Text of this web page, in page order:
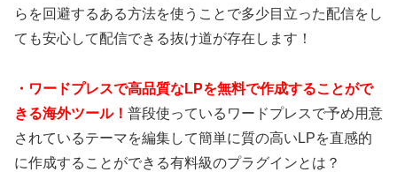
らを回避するある方法を使うことで多少目立った配信をし
ても安心して配信できる抜け道が存在します！
・ ワードプレスで高品質なLPを無料で作成することがで
きる海外ツール！ 普段使っているワードプレスで予め用意
されているテーマを編集して簡単に質の高いLPを直感的
に作成することができる有料級のプラグインとは？